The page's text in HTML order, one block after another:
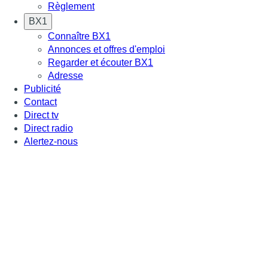
Règlement
BX1
Connaître BX1
Annonces et offres d'emploi
Regarder et écouter BX1
Adresse
Publicité
Contact
Direct tv
Direct radio
Alertez-nous